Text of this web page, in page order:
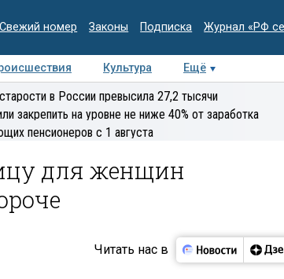
Свежий номер Законы Подписка Журнал «РФ
Культура
Ещё
Интервью Колумнисты
в России превысила 27,2 тысячи
закрепить на уровне не ниже 40% от заработка
пенсионеров с 1 августа
для женщин
Читать нас в